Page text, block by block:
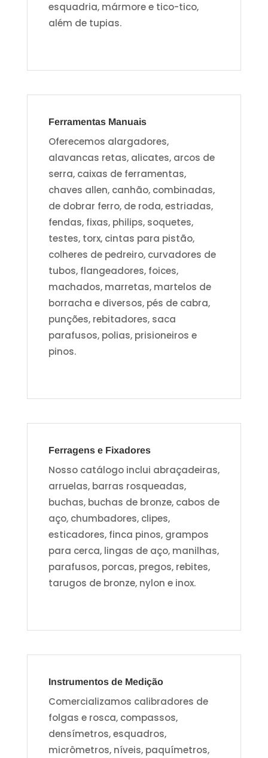
esquadria, mármore e tico-tico,
além de tupias.
Ferramentas Manuais
Oferecemos alargadores,
alavancas retas, alicates, arcos de
serra, caixas de ferramentas,
chaves allen, canhão, combinadas,
de dobrar ferro, de roda, estriadas,
fendas, fixas, philips, soquetes,
testes, torx, cintas para pistão,
colheres de pedreiro, curvadores de
tubos, flangeadores, foices,
machados, marretas, martelos de
borracha e diversos, pés de cabra,
punções, rebitadores, saca
parafusos, polias, prisioneiros e
pinos.
Ferragens e Fixadores
Nosso catálogo inclui abraçadeiras,
arruelas, barras rosqueadas,
buchas, buchas de bronze, cabos de
aço, chumbadores, clipes,
esticadores, finca pinos, grampos
para cerca, lingas de aço, manilhas,
parafusos, porcas, pregos, rebites,
tarugos de bronze, nylon e inox.
Instrumentos de Medição
Comercializamos calibradores de
folgas e rosca, compassos,
densímetros, esquadros,
micrômetros, níveis, paquímetros,